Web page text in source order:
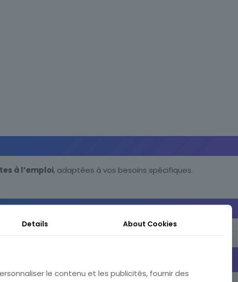
à l’emploi, adaptées à vos besoins spécifiques.
pour un audit précis et des recommandations concrètes.
Details About Cookies
le contenu et les publicités, fournir des